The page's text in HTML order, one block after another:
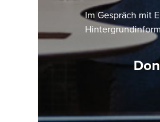
Im Gespräch mit